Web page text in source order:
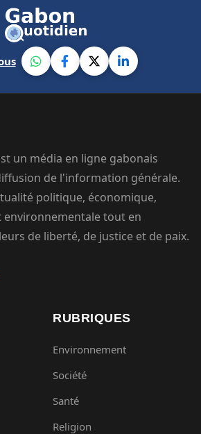
un média en ligne gabonais
de l'information générale.
politique, économique,
environnementale tout en
de liberté, de justice et de paix.
RUBRIQUES
Environnement
Société
Santé
Religion